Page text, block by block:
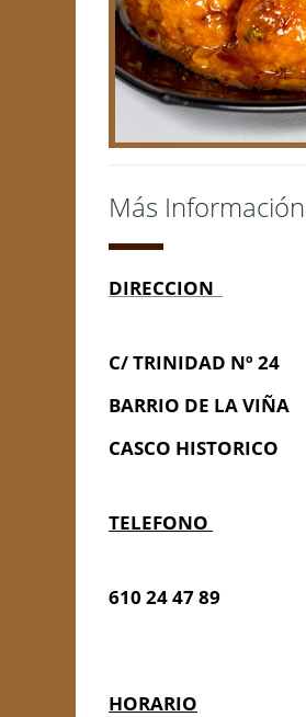
Más Información
DIRECCION
C/ TRINIDAD Nº 24
BARRIO DE LA VIÑA
CASCO HISTORICO
TELEFONO
610 24 47 89
HORARIO